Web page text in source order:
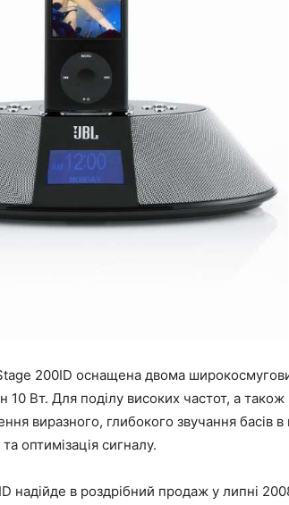
200ID оснащена двома
10 Вт. Для поділу високих частот, а
виразного, глибокого звучання басів в
оптимізація сигналу.
надійде в роздрібний продаж у липні